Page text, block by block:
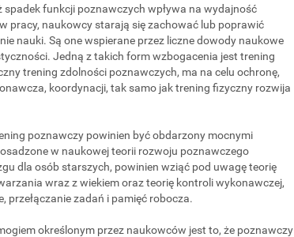
funkcji poznawczych wpływa na wydajność
pracy, naukowcy starają się zachować lub poprawić
nauki. Są one wspierane przez liczne dowody naukowe
Jedną z takich form wzbogacenia jest trening
trening zdolności poznawczych, ma na celu ochronę,
koordynacji, tak samo jak trening fizyczny rozwija
poznawczy powinien być obdarzony mocnymi
w naukowej teorii rozwoju poznawczego
dla osób starszych, powinien wziąć pod uwagę teorię
wraz z wiekiem oraz teorię kontroli wykonawczej,
przełączanie zadań i pamięć robocza.
określonym przez naukowców jest to, że poznawczy